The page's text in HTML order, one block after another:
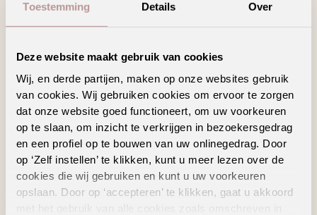
Toestemming Details Over
Deze website maakt gebruik van cookies
Wij, en derde partijen, maken op onze websites gebruik
van cookies. Wij gebruiken cookies om ervoor te zorgen
dat onze website goed functioneert, om uw voorkeuren
op te slaan, om inzicht te verkrijgen in bezoekersgedrag
en een profiel op te bouwen van uw onlinegedrag. Door
op ‘Zelf instellen’ te klikken, kunt u meer lezen over de
cookies die wij gebruiken en kunt u uw voorkeuren
opslaan. Door op ‘accepteren’ te klikken, gaat u akkoord
Product kenmerken
Ontworpen om perfect aan te sluiten op jouw
vloer
Zelfklevend